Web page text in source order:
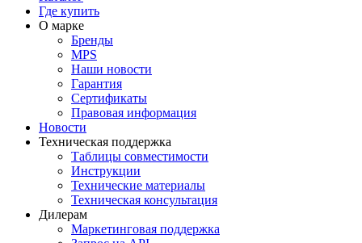
Где купить
О марке
Бренды
MPS
Наши новости
Гарантия
Сертификаты
Правовая информация
Новости
Техническая поддержка
Таблицы совместимости
Инструкции
Технические материалы
Техническая консультация
Дилерам
Маркетинговая поддержка